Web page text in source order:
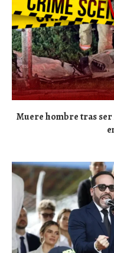
Muere hombre tras